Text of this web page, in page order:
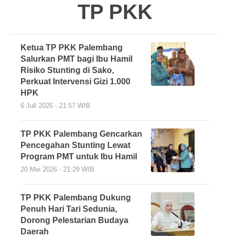
TP PKK
Ketua TP PKK Palembang
Salurkan PMT bagi Ibu Hamil
Risiko Stunting di Sako,
Perkuat Intervensi Gizi 1.000
HPK
6 Juli 2026 - 21:57 WIB
TP PKK Palembang Gencarkan
Pencegahan Stunting Lewat
Program PMT untuk Ibu Hamil
20 Mei 2026 - 21:29 WIB
TP PKK Palembang Dukung
Penuh Hari Tari Sedunia,
Dorong Pelestarian Budaya
Daerah